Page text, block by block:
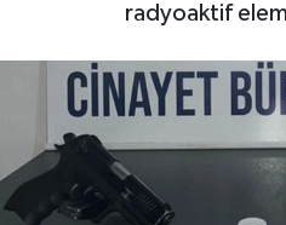
radyoaktif